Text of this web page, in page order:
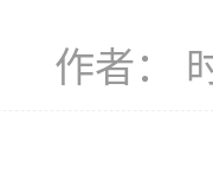
作者：